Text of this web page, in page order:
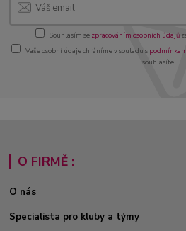
Souhlasím se zpracováním osobních údajů
Vaše osobní údaje chráníme v souladu s
souhlasíte.
O FIRMĚ :
O nás
Specialista pro kluby a týmy